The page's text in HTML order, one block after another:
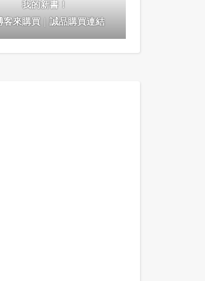
我的新書！
客來購買｜誠品購買連結